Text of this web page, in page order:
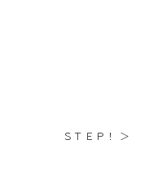
ＳＴＥＰ！ ＞